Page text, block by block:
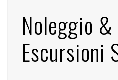
Noleggio &
Escursioni